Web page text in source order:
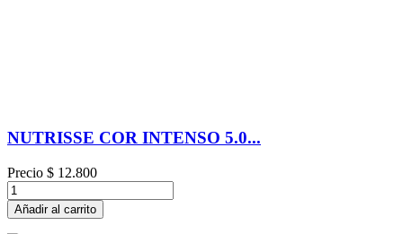
NUTRISSE COR INTENSO 5.0...
Precio $ 12.800
Añadir al carrito